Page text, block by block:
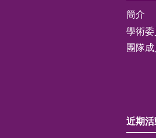
簡介
學術
團隊
近期